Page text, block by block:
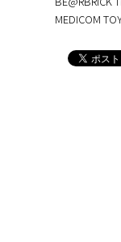
MEDICOM